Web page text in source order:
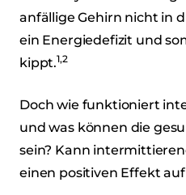
anfällige Gehirn nicht in
ein Energiedefizit und
kippt.1,2
Doch wie funktioniert
und was können die
sein? Kann
einen positiven Effekt